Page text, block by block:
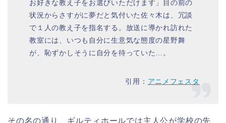
お好きな教え子をお選びいただけます」目の前の
状況からさすがに夢だと気付いた佐々木は、冗談
で１人の教え子を指名する。放送に導かれ訪れた
教室には、いつも自分に生意気な態度の星野舞
が、恥ずかしそうに自分を待っていた…。
引用： アニメフェスタ
その名の通り、ギルティホールでは主人公が学校の先